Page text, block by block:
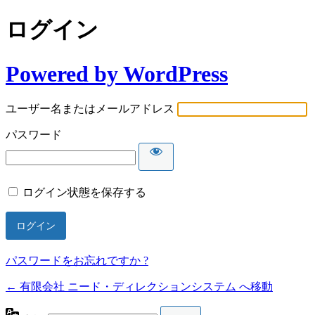
ログイン
Powered by WordPress
ユーザー名またはメールアドレス
パスワード
ログイン状態を保存する
パスワードをお忘れですか ?
← 有限会社 ニード・ディレクションシステム へ移動